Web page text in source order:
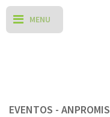
EVENTOS - ANPROMIS